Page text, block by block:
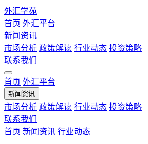
外汇学苑
首页 外汇平台
新闻资讯
市场分析 政策解读 行业动态 投资策略
联系我们
首页 外汇平台
新闻资讯
市场分析 政策解读 行业动态 投资策略
联系我们
首页 新闻资讯 行业动态